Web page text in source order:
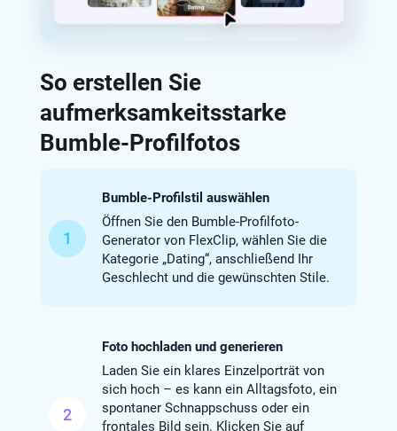
So erstellen Sie
aufmerksamkeitsstarke
Bumble-Profilfotos
1
Bumble-Profilstil auswählen
Öffnen Sie den Bumble-Profilfoto-
Generator von FlexClip, wählen Sie die
Kategorie „Dating“, anschließend Ihr
Geschlecht und die gewünschten Stile.
2
Foto hochladen und generieren
Laden Sie ein klares Einzelporträt von
sich hoch – es kann ein Alltagsfoto, ein
spontaner Schnappschuss oder ein
frontales Bild sein. Klicken Sie auf